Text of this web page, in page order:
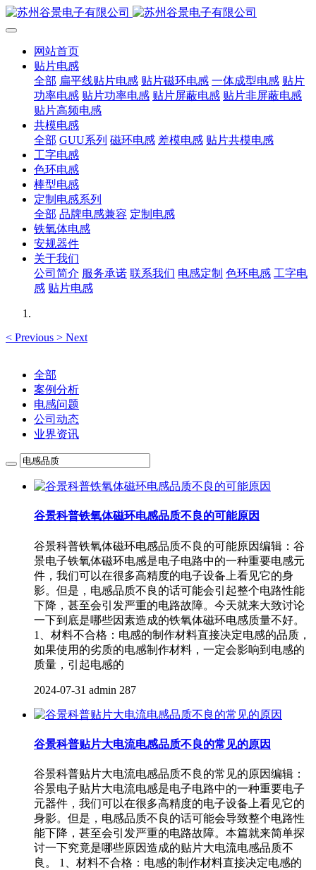
网站首页
贴片电感
全部 扁平线贴片电感 贴片磁环电感 一体成型电感 贴片
功率电感 贴片功率电感 贴片屏蔽电感 贴片非屏蔽电感
贴片高频电感
共模电感
全部 GUU系列 磁环电感 差模电感 贴片共模电感
工字电感
色环电感
棒型电感
定制电感系列
全部 品牌电感兼容 定制电感
铁氧体电感
安规器件
关于我们
公司简介 服务承诺 联系我们 电感定制 色环电感 工字电
感 贴片电感
< Previous > Next
全部
案例分析
电感问题
公司动态
业界资讯
谷景科普铁氧体磁环电感品质不良的可能原因
谷景科普铁氧体磁环电感品质不良的可能原因编辑：谷
景电子铁氧体磁环电感是电子电路中的一种重要电感元
件，我们可以在很多高精度的电子设备上看见它的身
影。但是，电感品质不良的话可能会引起整个电路性能
下降，甚至会引发严重的电路故障。今天就来大致讨论
一下到底是哪些因素造成的铁氧体磁环电感质量不好。
1、材料不合格：电感的制作材料直接决定电感的品质，
如果使用的劣质的电感制作材料，一定会影响到电感的
质量，引起电感的
2024-07-31 admin 287
谷景科普贴片大电流电感品质不良的常见的原因
谷景科普贴片大电流电感品质不良的常见的原因编辑：
谷景电子贴片大电流电感是电子电路中的一种重要电子
元器件，我们可以在很多高精度的电子设备上看见它的
身影。但是，电感品质不良的话可能会导致整个电路性
能下降，甚至会引发严重的电路故障。本篇就来简单探
讨一下究竟是哪些原因造成的贴片大电流电感品质不
良。 1、材料不合格：电感的制作材料直接决定电感的